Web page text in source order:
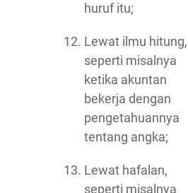
huruf itu;
Lewat ilmu hitung,
seperti misalnya
ketika akuntan
bekerja dengan
pengetahuannya
tentang angka;
Lewat hafalan,
seperti misalnya